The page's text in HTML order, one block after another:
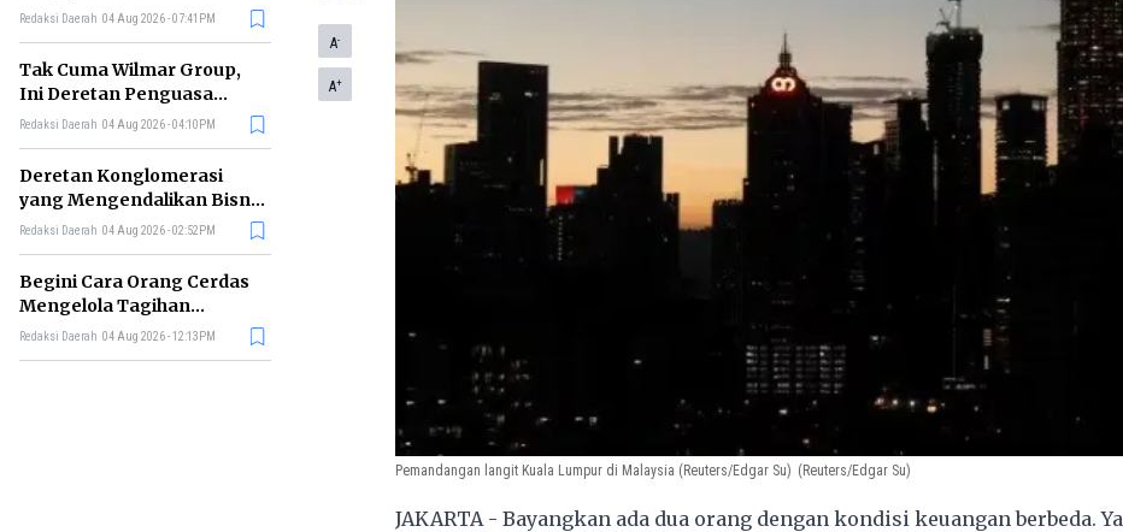
Ini Alasannya
Redaksi Daerah 04 Aug 2026 - 07:41PM
Tak Cuma Wilmar Group,
Ini Deretan Penguasa
Bisnis Beras di Indonesia
Redaksi Daerah 04 Aug 2026 - 04:10PM
Deretan Konglomerasi
yang Mengendalikan Bisnis
Media Nasional, Siapa Saja?
Redaksi Daerah 04 Aug 2026 - 02:52PM
Begini Cara Orang Cerdas
Mengelola Tagihan
Bulanan agar Bebas Telat
Redaksi Daerah 04 Aug 2026 - 12:13PM
A-
A+
Pemandangan langit Kuala Lumpur di Malaysia (Reuters/Edgar Su) (Reuters/Edgar Su)
JAKARTA - Bayangkan ada dua orang dengan kondisi keuangan berbeda.